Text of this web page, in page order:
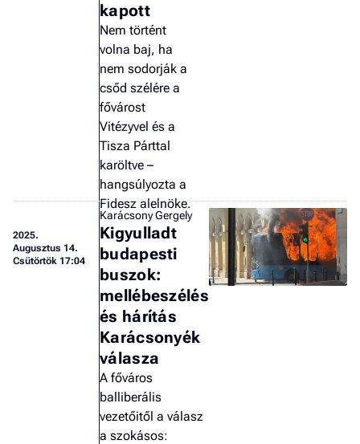
kapott
Nem történt
volna baj, ha
nem sodorják a
csőd szélére a
fővárost
Vitézyvel és a
Tisza Párttal
karöltve –
hangsúlyozta a
Fidesz alelnöke.
2025.
Augusztus 14.
Csütörtök 17:04
Karácsony Gergely
Kigyulladt
budapesti
buszok:
mellébeszélés
és hárítás
Karácsonyék
válasza
A főváros
balliberális
vezetőitől a válasz
a szokásos: